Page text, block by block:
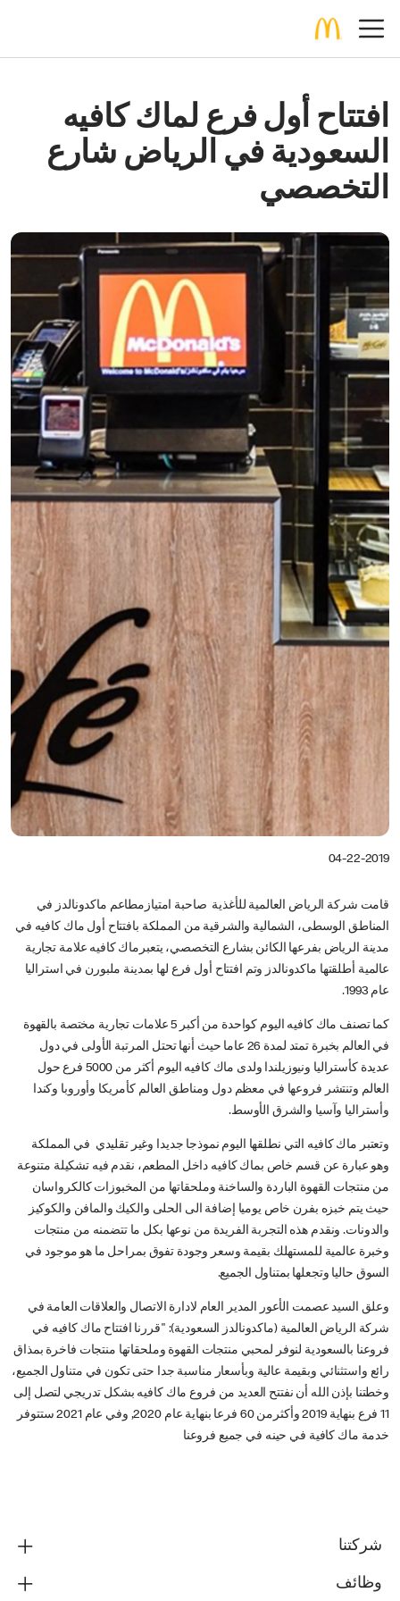
افتتاح أول فرع لماك كافيه
السعودية في الرياض شارع
التخصصي
04-22-2019
قامت شركة الرياض العالمية للأغذية صاحبة امتيازمطاعم ماكدونالدز في
المناطق الوسطى، الشمالية والشرقية من المملكة بافتتاح أول ماك كافيه في
مدينة الرياض بفرعها الكائن بشارع التخصصي، يتعبرماك كافيه علامة تجارية
عالمية أطلقتها ماكدونالدز وتم افتتاح أول فرع لها بمدينة ملبورن في استراليا
عام 1993.
كما تصنف ماك كافيه اليوم كواحدة من أكبر 5 علامات تجارية مختصة بالقهوة
في العالم بخبرة تمتد لمدة 26 عاما حيث أنها تحتل المرتبة الأولى في دول
عديدة كأستراليا ونيوزيلندا ولدى ماك كافيه اليوم أكثر من 5000 فرع حول
العالم وتنتشر فروعها في معظم دول ومناطق العالم كأمريكا وأوروبا وكندا
وأستراليا وآسيا والشرق الأوسط.
وتعتبر ماك كافيه التي نطلقها اليوم نموذجا جديدا وغير تقليدي في المملكة
وهو عبارة عن قسم خاص بماك كافيه داخل المطعم، نقدم فيه تشكيلة متنوعة
من منتجات القهوة الباردة والساخنة وملحقاتها من المخبوزات كالكرواسان
حيث يتم خبزه بفرن خاص يوميا إضافة الى الحلى والكيك والمافن والكوكيز
والدونات. ونقدم هذه التجربة الفريدة من نوعها بكل ما تتضمنه من منتجات
وخبرة عالمية للمستهلك بقيمة وسعر وجودة تفوق بمراحل ما هو موجود في
السوق حاليا وتجعلها بمتناول الجميع.
وعلق السيد عصمت الأعور المدير العام لادارة الاتصال والعلاقات العامة في
شركة الرياض العالمية (ماكدونالدز السعودية): "قررنا افتتاح ماك كافيه في
فروعنا بالسعودية لنوفر لمحبي منتجات القهوة وملحقاتها منتجات فاخرة بمذاق
رائع واستثنائي وبقيمة عالية وبأسعار مناسبة جدا حتى تكون في متناول الجميع،
وخطتنا بإذن الله أن نفتتح العديد من فروع ماك كافيه بشكل تدريجي لتصل إلى
11 فرع بنهاية 2019 وأكثرمن 60 فرعا بنهاية عام 2020, وفي عام 2021 ستتوفر
خدمة ماك كافية في حينه في جميع فروعنا
شركتنا
وظائف